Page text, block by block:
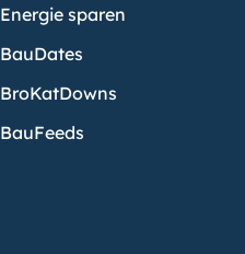
Energie sparen
BauDates
BroKatDowns
BauFeeds